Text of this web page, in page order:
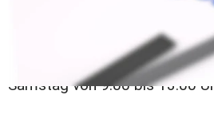
Montags bis Freitag von 8:30
Dienstags = Ruhetag
Samstag von 9:00 bis 13:00